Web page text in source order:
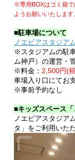
※専用BOXはゴミ箱で
ようお願いいたします
■駐車場について
ノエビアスタジア
※スタジアムの駐
ム神戸）の運営・
※料金： 2,500円(
車場入り口にてお
※事前予約なし
■キッズスペース
ノエビアスタジア
タ」をご利用いた